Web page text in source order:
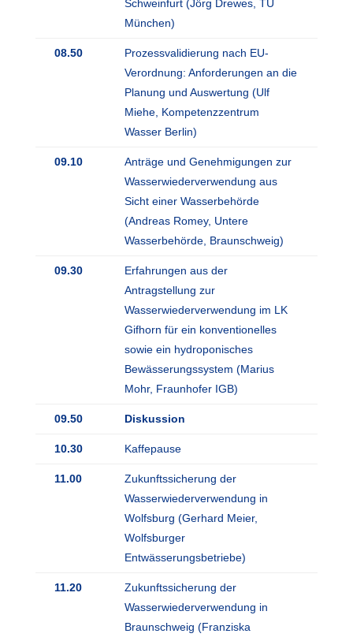
Schweinfurt (Jörg Drewes, TU
München)
08.50
Prozessvalidierung nach EU-
Verordnung: Anforderungen an die
Planung und Auswertung (Ulf
Miehe, Kompetenzzentrum
Wasser Berlin)
09.10
Anträge und Genehmigungen zur
Wasserwiederverwendung aus
Sicht einer Wasserbehörde
(Andreas Romey, Untere
Wasserbehörde, Braunschweig)
09.30
Erfahrungen aus der
Antragstellung zur
Wasserwiederverwendung im LK
Gifhorn für ein konventionelles
sowie ein hydroponisches
Bewässerungssystem (Marius
Mohr, Fraunhofer IGB)
09.50 Diskussion
10.30 Kaffepause
11.00
Zukunftssicherung der
Wasserwiederverwendung in
Wolfsburg (Gerhard Meier,
Wolfsburger
Entwässerungsbetriebe)
11.20
Zukunftssicherung der
Wasserwiederverwendung in
Braunschweig (Franziska